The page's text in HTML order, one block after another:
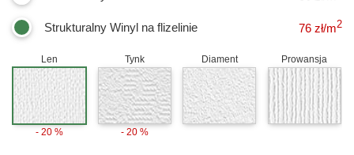
Strukturalny Winyl na flizelinie 76 zł/m2
Len
- 20 %
Tynk
- 20 %
Diament Prowansja